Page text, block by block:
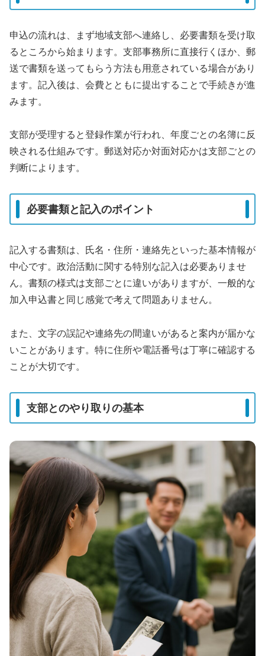
申込の流れは、まず地域支部へ連絡し、必要書類を受け取
るところから始まります。支部事務所に直接行くほか、郵
送で書類を送ってもらう方法も用意されている場合があり
ます。記入後は、会費とともに提出することで手続きが進
みます。
支部が受理すると登録作業が行われ、年度ごとの名簿に反
映される仕組みです。郵送対応か対面対応かは支部ごとの
判断によります。
必要書類と記入のポイント
記入する書類は、氏名・住所・連絡先といった基本情報が
中心です。政治活動に関する特別な記入は必要ありませ
ん。書類の様式は支部ごとに違いがありますが、一般的な
加入申込書と同じ感覚で考えて問題ありません。
また、文字の誤記や連絡先の間違いがあると案内が届かな
いことがあります。特に住所や電話番号は丁寧に確認する
ことが大切です。
支部とのやり取りの基本